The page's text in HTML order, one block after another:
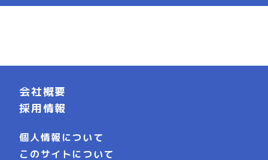
会社概要
採用情報
個人情報について
このサイトについて